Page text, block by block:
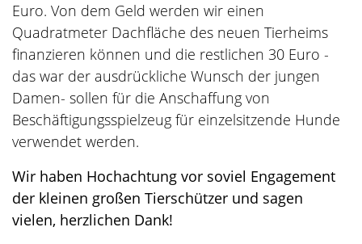
Euro. Von dem Geld werden wir einen
Quadratmeter Dachfläche des neuen Tierheims
finanzieren können und die restlichen 30 Euro -
das war der ausdrückliche Wunsch der jungen
Damen- sollen für die Anschaffung von
Beschäftigungsspielzeug für einzelsitzende Hunde
verwendet werden.
Wir haben Hochachtung vor soviel Engagement
der kleinen großen Tierschützer und sagen
vielen, herzlichen Dank!